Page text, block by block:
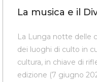
La musica e il
La Lunga notte delle
dei luoghi di culto in
cultura, in chiave di
edizione (7 giugno